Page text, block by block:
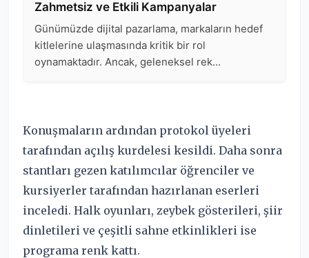
Konuşmaların ardından protokol üyeleri
tarafından açılış kurdelesi kesildi. Daha sonra
stantları gezen katılımcılar öğrenciler ve
kursiyerler tarafından hazırlanan eserleri
inceledi. Halk oyunları, zeybek gösterileri, şiir
dinletileri ve çeşitli sahne etkinlikleri ise
programa renk kattı.